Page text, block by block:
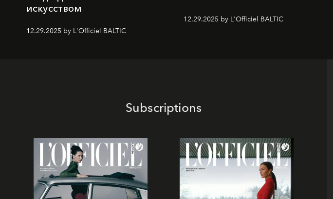
искусством
12.29.2025 by L'Officiel BALTIC
12.29.2025 by L'Officiel BALTIC
Subscriptions